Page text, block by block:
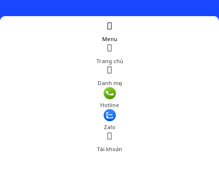
Menu
Trang chủ
Danh mục
Hotline
Zalo
Tài khoản